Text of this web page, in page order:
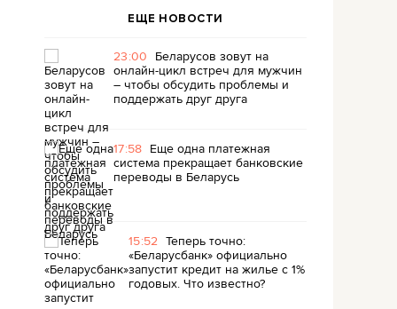
ЕЩЕ НОВОСТИ
23:00 Беларусов зовут на
онлайн-цикл встреч для мужчин
– чтобы обсудить проблемы и
поддержать друг друга
17:58 Еще одна платежная
система прекращает банковские
переводы в Беларусь
15:52 Теперь точно:
«Беларусбанк» официально
запустит кредит на жилье с 1%
годовых. Что известно?